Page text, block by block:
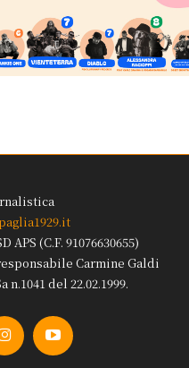
APS (C.F. 91076630655)
Carmine Galdi
n.1041 del 22.02.1999.